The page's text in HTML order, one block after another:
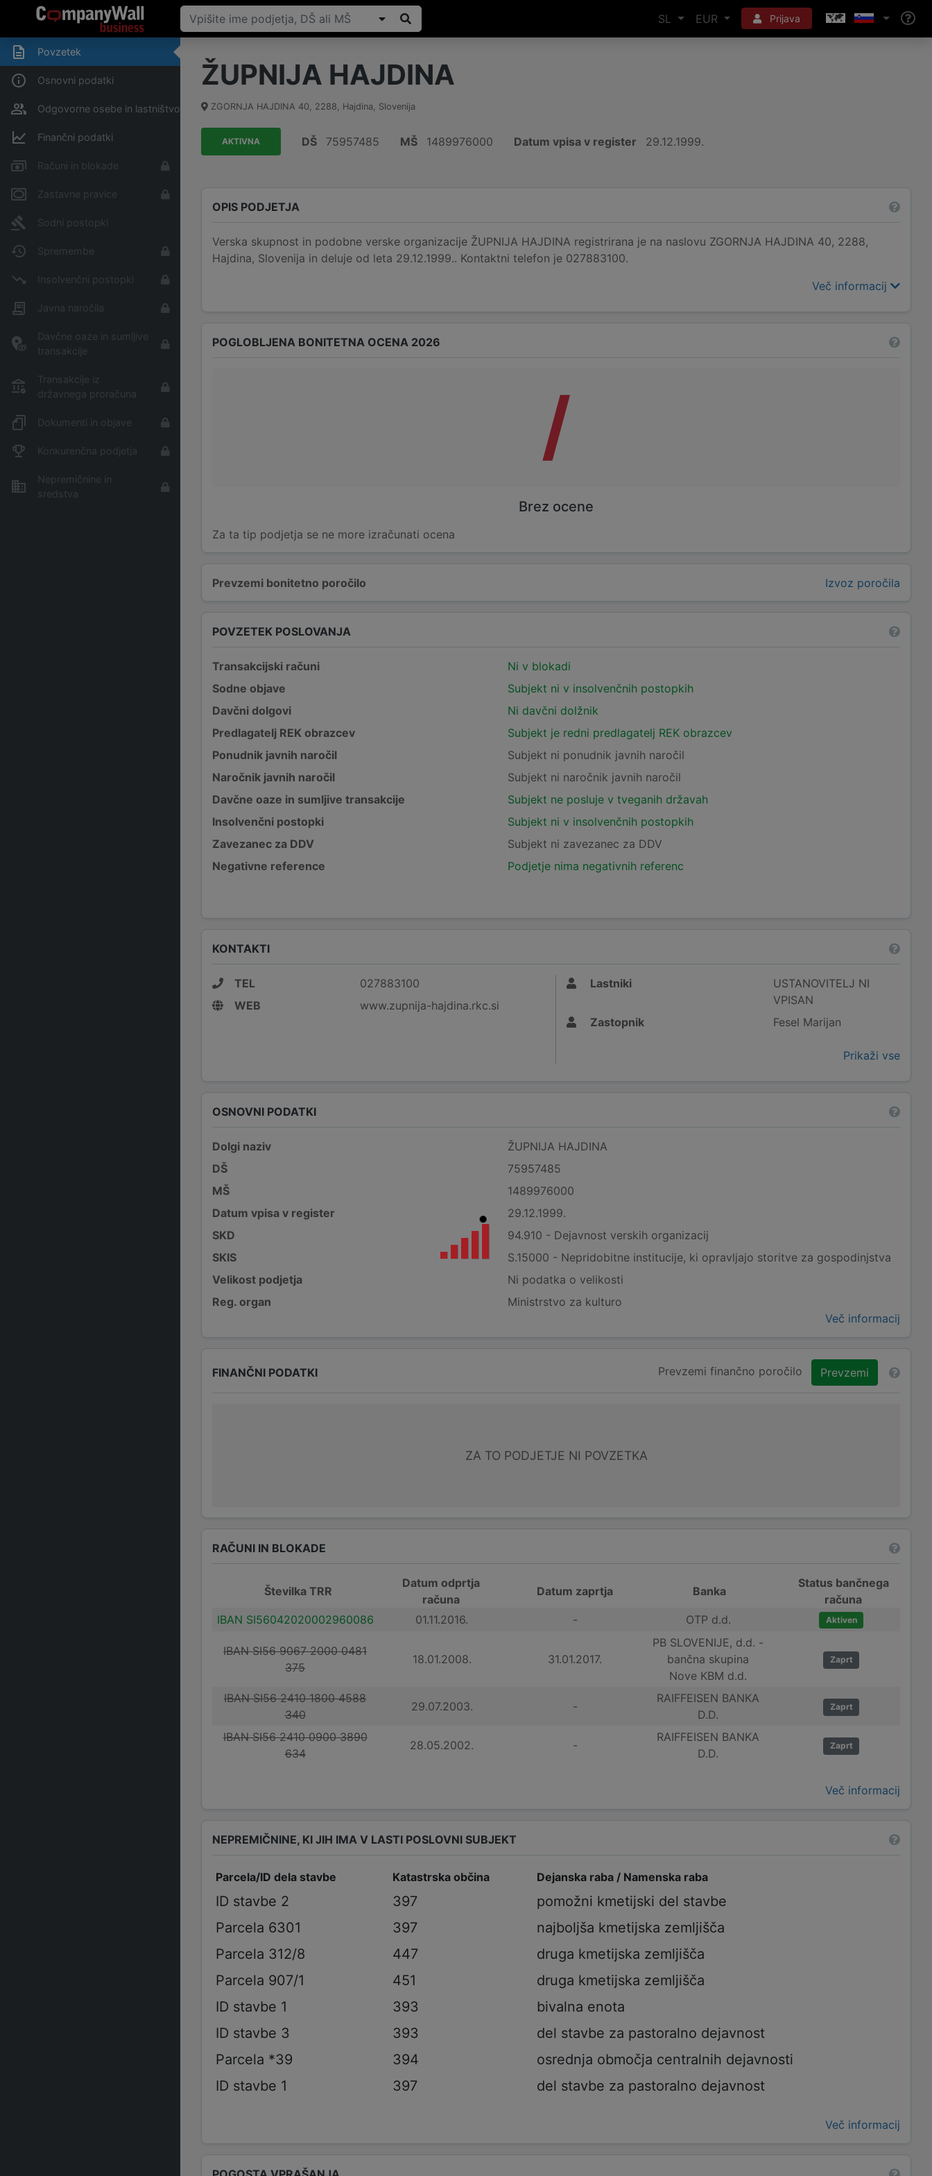
SL EUR Prijava
Povzetek
Osnovni podatki
Odgovorne osebe in lastništvo
Finančni podatki
Računi in blokade
Zastavne pravice
Sodni postopki
Spremembe
Insolvenčni postopki
Javna naročila
Davčne oaze in sumljive
transakcije
Transakcije iz
državnega proračuna
Dokumenti in objave
Konkurenčna podjetja
Nepremičnine in
sredstva
ŽUPNIJA HAJDINA
ZGORNJA HAJDINA 40, 2288, Hajdina, Slovenija
AKTIVNA DŠ 75957485 MŠ 1489976000 Datum vpisa v register 29.12.1999.
OPIS PODJETJA
Verska skupnost in podobne verske organizacije ŽUPNIJA HAJDINA registrirana je na naslovu ZGORNJA HAJDINA 40, 2288,
Hajdina, Slovenija in deluje od leta 29.12.1999.. Kontaktni telefon je 027883100.
Več informacij
Prevzemi bonitetno poročilo Izvoz poročila
POGLOBLJENA BONITETNA OCENA 2026
/
Brez ocene
Za ta tip podjetja se ne more izračunati ocena
POVZETEK POSLOVANJA
Transakcijski računi
Ni v blokadi
Sodne objave
Subjekt ni v insolvenčnih postopkih
Davčni dolgovi
Ni davčni dolžnik
Predlagatelj REK obrazcev
Subjekt je redni predlagatelj REK obrazcev
Ponudnik javnih naročil
Subjekt ni ponudnik javnih naročil
Naročnik javnih naročil
Subjekt ni naročnik javnih naročil
Davčne oaze in sumljive transakcije
Subjekt ne posluje v tveganih državah
Insolvenčni postopki
Subjekt ni v insolvenčnih postopkih
Zavezanec za DDV
Subjekt ni zavezanec za DDV
Negativne reference
Podjetje nima negativnih referenc
KONTAKTI
TEL
027883100
WEB
www.zupnija-hajdina.rkc.si
Lastniki
USTANOVITELJ NI
VPISAN
Zastopnik
Fesel Marijan
Prikaži vse
OSNOVNI PODATKI
Dolgi naziv
ŽUPNIJA HAJDINA
DŠ
75957485
MŠ
1489976000
Datum vpisa v register
29.12.1999.
SKD
94.910 - Dejavnost verskih organizacij
SKIS
S.15000 - Nepridobitne institucije, ki opravljajo storitve za gospodinjstva
Velikost podjetja
Ni podatka o velikosti
Reg. organ
Ministrstvo za kulturo
Več informacij
FINANČNI PODATKI Prevzemi finančno poročilo Prevzemi
ZA TO PODJETJE NI POVZETKA
RAČUNI IN BLOKADE
Številka TRR
Datum odprtja
računa
Datum zaprtja Banka
Status bančnega
računa
IBAN SI56042020002960086
01.11.2016. - OTP d.d. Aktiven
IBAN SI56 9067 2000 0481
375
18.01.2008. 31.01.2017.
PB SLOVENIJE, d.d. -
bančna skupina
Nove KBM d.d.
Zaprt
IBAN SI56 2410 1800 4588
340
29.07.2003. -
RAIFFEISEN BANKA
D.D.
Zaprt
IBAN SI56 2410 0900 3890
634
28.05.2002. -
RAIFFEISEN BANKA
D.D.
Zaprt
Več informacij
NEPREMIČNINE, KI JIH IMA V LASTI POSLOVNI SUBJEKT
Parcela/ID dela stavbe Katastrska občina Dejanska raba / Namenska raba
ID stavbe 2 397
pomožni kmetijski del stavbe
Parcela 6301
397
najboljša kmetijska zemljišča
Parcela 312/8
447
druga kmetijska zemljišča
Parcela 907/1
451
druga kmetijska zemljišča
ID stavbe 1
393
bivalna enota
ID stavbe 3
393
del stavbe za pastoralno dejavnost
Parcela *39
394
osrednja območja centralnih dejavnosti
ID stavbe 1
397 del stavbe za pastoralno dejavnost
Več informacij